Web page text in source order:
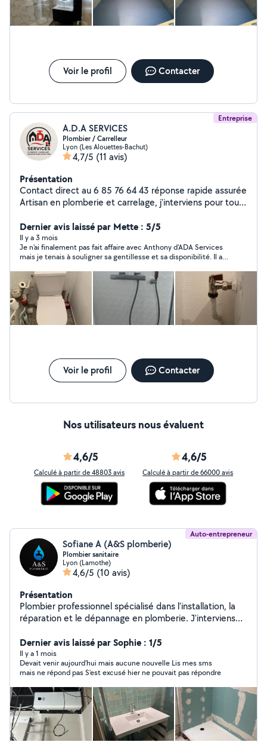
Voir le profil Contacter
Entreprise
A.D.A SERVICES
Plombier / Carrelleur
Lyon (Les Alouettes-Bachut)
4,7/5 (11 avis)
Présentation
Contact direct au 6 85 76 64 43 réponse rapide assurée
Artisan en plomberie et carrelage, j'interviens pour tous
réalise le dépannage plomberie, la création et
rénovation de salles de bain clé en main, ainsi que la
pose de carrelage et faïence. Travail sérieux, soigné et
rapide, avec un accompagnement personnalisé du
début à la fin du projet. Intervention sur Vienne, Lyon et
alentours. Bénéficiez de -10 % sur votre devis en laissant
un avis 5 étoiles.
Dernier avis laissé par Mette : 5/5
Il y a 3 mois
Je n'ai finalement pas fait affaire avec Anthony d'ADA Services
mais je tenais à souligner sa gentillesse et sa disponibilité. Il a
problèmes de plomberie. Je n'hésiterais pas à faire à lui, le jour
où je pourrai réaliser ces travaux.
Voir le profil Contacter
Nos utilisateurs nous évaluent
4,6/5
Calculé à partir de 48803 avis
4,6/5
Calculé à partir de 66000 avis
Auto-entrepreneur
Sofiane A (A&S plomberie)
Plombier sanitaire
Lyon (Lamothe)
4,6/5 (10 avis)
Présentation
Plombier professionnel spécialisé dans l'installation, la
réparation et le dépannage en plomberie. J'interviens
canalisations, sanitaires et chauffage, avec un travail
soigné et durable.
Dernier avis laissé par Sophie : 1/5
Il y a 1 mois
Devait venir aujourd’hui mais aucune nouvelle Lis mes sms
mais ne répond pas S’est excusé hier ne pouvait pas répondre